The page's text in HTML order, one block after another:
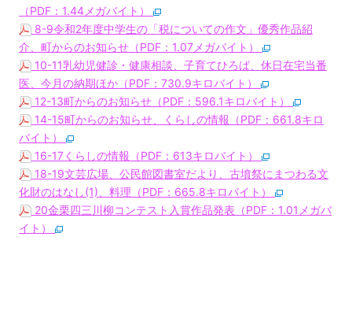
（PDF：1.44メガバイト）
8-9令和2年度中学生の「税についての作文」優秀作品紹
介、町からのお知らせ（PDF：1.07メガバイト）
10-11乳幼児健診・健康相談、子育てひろば、休日在宅当番
医、今月の納期ほか（PDF：730.9キロバイト）
12-13町からのお知らせ（PDF：596.1キロバイト）
14-15町からのお知らせ、くらしの情報（PDF：661.8キロ
バイト）
16-17くらしの情報（PDF：613キロバイト）
18-19文芸広場、公民館図書室だより、古墳祭にまつわる文
化財のはなし(1)、料理（PDF：665.8キロバイト）
20金栗四三川柳コンテスト入賞作品発表（PDF：1.01メガバ
イト）